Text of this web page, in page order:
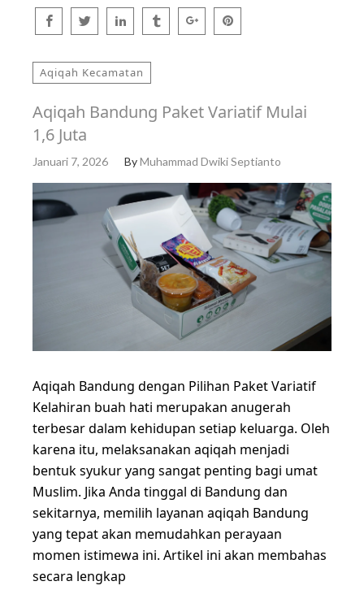
Aqiqah Kecamatan
Aqiqah Bandung Paket Variatif Mulai
1,6 Juta
Januari 7, 2026 ByMuhammad Dwiki Septianto
Aqiqah Bandung dengan Pilihan Paket Variatif
Kelahiran buah hati merupakan anugerah
terbesar dalam kehidupan setiap keluarga. Oleh
karena itu, melaksanakan aqiqah menjadi
bentuk syukur yang sangat penting bagi umat
Muslim. Jika Anda tinggal di Bandung dan
sekitarnya, memilih layanan aqiqah Bandung
yang tepat akan memudahkan perayaan
momen istimewa ini. Artikel ini akan membahas
secara lengkap